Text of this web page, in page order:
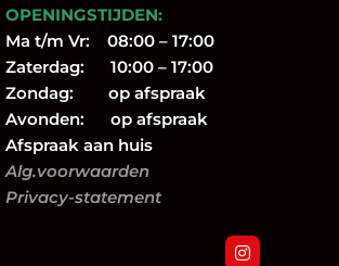
OPENINGSTIJDEN:
Ma t/m Vr: 08:00 – 17:00
Zaterdag: 10:00 – 17:00
Zondag: op afspraak
Avonden: op afspraak
Afspraak aan huis
Alg.voorwaarden
Privacy-statement